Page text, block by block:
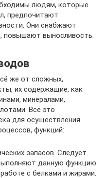
людям, которые
предпочитают
Они снабжают
повышают выносливость.
же от сложных,
их содержащие, как
минералами,
Всё это
для осуществления
функций:
запасов. Следует
данную функцию
с белками и жирами.